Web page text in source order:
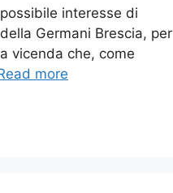
interesse di
Germani Brescia, per
vicenda che, come
more